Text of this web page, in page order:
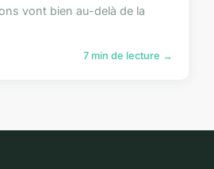
vont bien au-delà de la
7 min de lecture →